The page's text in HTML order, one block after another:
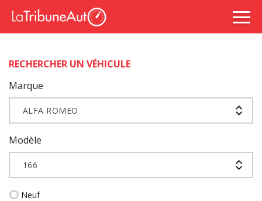
RECHERCHER UN VÉHICULE
Marque
ALFA ROMEO
Modèle
166
Neuf